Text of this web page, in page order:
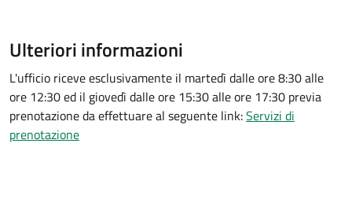
Ulteriori informazioni
L'ufficio riceve esclusivamente il martedì dalle ore 8:30 alle
ore 12:30 ed il giovedì dalle ore 15:30 alle ore 17:30 previa
prenotazione da effettuare al seguente link:Servizi di
prenotazione